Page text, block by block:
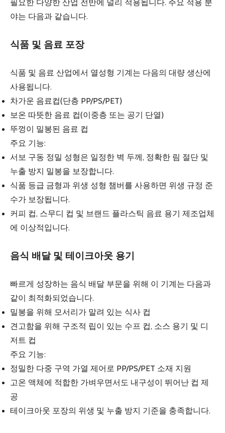
필요한 다양한 산업 전반에 널리 적용됩니다. 주요 적용 분
야는 다음과 같습니다.
식품 및 음료 포장
식품 및 음료 산업에서 열성형 기계는 다음의 대량 생산에
사용됩니다.
차가운 음료컵(단층 PP/PS/PET)
보온 따뜻한 음료 컵(이중층 또는 공기 단열)
뚜껑이 밀봉된 음료 컵
주요 기능:
서보 구동 정밀 성형은 일정한 벽 두께, 정확한 림 절단 및
누출 방지 밀봉을 보장합니다.
식품 등급 금형과 위생 성형 챔버를 사용하면 위생 규정 준
수가 보장됩니다.
커피 컵, 스무디 컵 및 브랜드 플라스틱 음료 용기 제조업체
에 이상적입니다.
음식 배달 및 테이크아웃 용기
빠르게 성장하는 음식 배달 부문을 위해 이 기계는 다음과
같이 최적화되었습니다.
밀봉을 위해 모서리가 말려 있는 식사 컵
견고함을 위해 구조적 립이 있는 수프 컵, 소스 용기 및 디
저트 컵
주요 기능:
정밀한 다중 구역 가열 제어로 PP/PS/PET 소재 지원
고온 액체에 적합한 가벼우면서도 내구성이 뛰어난 컵 제
공
테이크아웃 포장의 위생 및 누출 방지 기준을 충족합니다.